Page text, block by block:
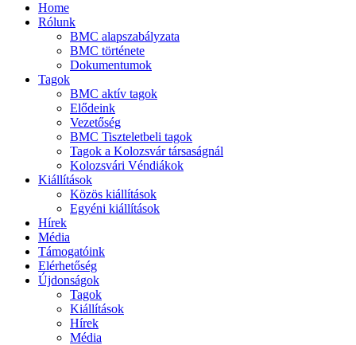
Home
Rólunk
BMC alapszabályzata
BMC története
Dokumentumok
Tagok
BMC aktív tagok
Elődeink
Vezetőség
BMC Tiszteletbeli tagok
Tagok a Kolozsvár társaságnál
Kolozsvári Véndiákok
Kiállítások
Közös kiállítások
Egyéni kiállítások
Hírek
Média
Támogatóink
Elérhetőség
Újdonságok
Tagok
Kiállítások
Hírek
Média